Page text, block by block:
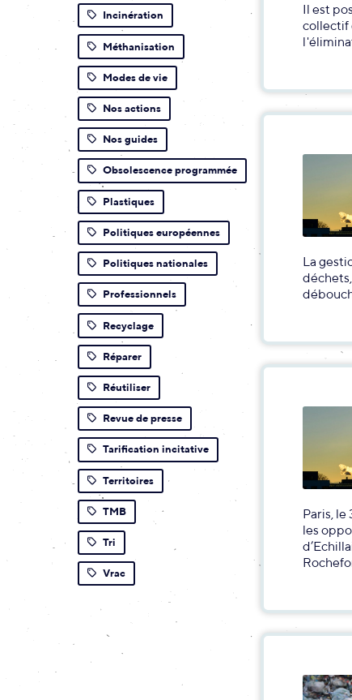
Incinération
Méthanisation
Modes de vie
Nos actions
Nos guides
Obsolescence programmée
Plastiques
Politiques européennes
Politiques nationales
Professionnels
Recyclage
Réparer
Réutiliser
Revue de presse
Tarification incitative
Territoires
TMB
Tri
Vrac
Il est
collectif
La
Paris,
les